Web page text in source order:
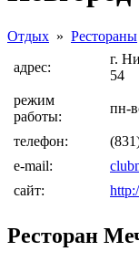
Отдых » Рестораны
адрес:
г.
54
режим
работы:
пн-
телефон:
e-mail:
сайт:
Ресторан